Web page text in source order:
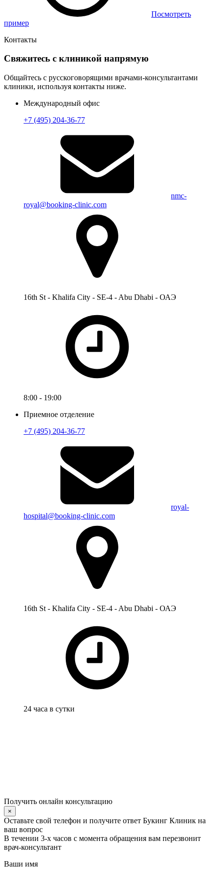
Посмотреть
пример
Контакты
Свяжитесь с клиникой напрямую
Общайтесь с русскоговорящими врачами-консультантами
клиники, используя контакты ниже.
Международный офис
+7 (495) 204-36-77
nmc-
royal@booking-clinic.com
16th St - Khalifa City - SE-4 - Abu Dhabi - ОАЭ
8:00 - 19:00
Приемное отделение
+7 (495) 204-36-77
royal-
hospital@booking-clinic.com
16th St - Khalifa City - SE-4 - Abu Dhabi - ОАЭ
24 часа в сутки
Получить онлайн консультацию
×
Оставьте свой телефон и получите ответ Букинг Клиник на
ваш вопрос
В течении 3-х часов с момента обращения вам перезвонит
врач-консультант
Ваши имя